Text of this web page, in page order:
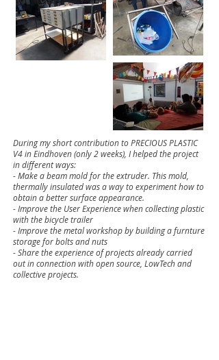
During my short contribution to PRECIOUS PLASTIC
V4 in Eindhoven (only 2 weeks), I helped the project
in different ways:
- Make a beam mold for the extruder. This mold,
thermally insulated was a way to experiment how to
obtain a better surface appearance.
- Improve the User Experience when collecting plastic
with the bicycle trailer
- Improve the metal workshop by building a furnture
storage for bolts and nuts
- Share the experience of projects already carried
out in connection with open source, LowTech and
collective projects.